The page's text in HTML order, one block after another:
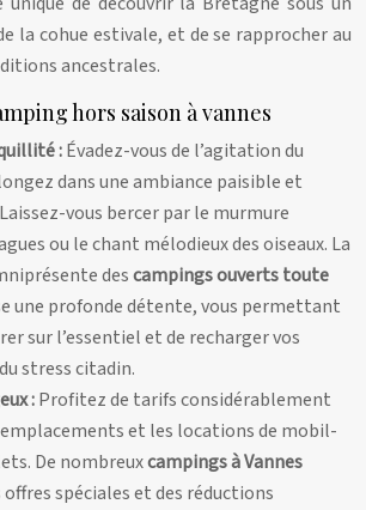
la cohue estivale, et de se rapprocher au
ancestrales.
hors saison à vannes
:Évadez-vous de l’agitation du
dans une ambiance paisible et
vous bercer par le murmure
ou le chant mélodieux des oiseaux. La
descampings ouverts toute
une profonde détente, vous permettant
sur l’essentiel et de recharger vos
stress citadin.
:Profitez de tarifs considérablement
et les locations de mobil-
De nombreuxcampings à Vannes
spéciales et des réductions